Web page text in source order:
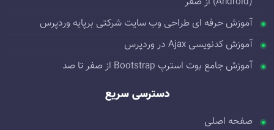
آموزش حرفه ای طراحی وب سایت شرکتی برپایه وردپرس
آموزش کدنویسی Ajax در وردپرس
آموزش جامع بوت استرپ Bootstrap از صفر تا صد
دسترسی سریع
صفحه اصلی